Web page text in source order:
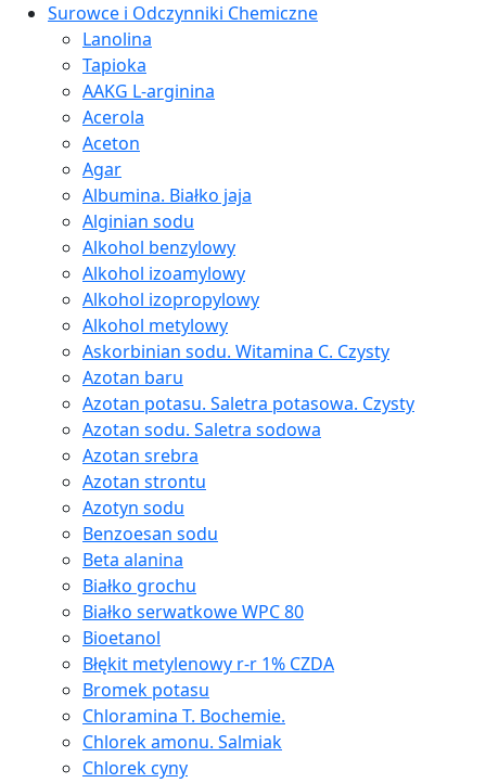
Surowce i Odczynniki Chemiczne
Lanolina
Tapioka
AAKG L-arginina
Acerola
Aceton
Agar
Albumina. Białko jaja
Alginian sodu
Alkohol benzylowy
Alkohol izoamylowy
Alkohol izopropylowy
Alkohol metylowy
Askorbinian sodu. Witamina C. Czysty
Azotan baru
Azotan potasu. Saletra potasowa. Czysty
Azotan sodu. Saletra sodowa
Azotan srebra
Azotan strontu
Azotyn sodu
Benzoesan sodu
Beta alanina
Białko grochu
Białko serwatkowe WPC 80
Bioetanol
Błękit metylenowy r-r 1% CZDA
Bromek potasu
Chloramina T. Bochemie.
Chlorek amonu. Salmiak
Chlorek cyny